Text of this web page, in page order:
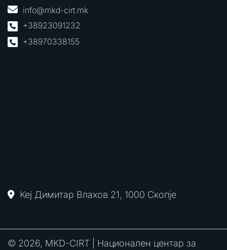
info@mkd-cirt.mk
+38923091232
+38970338155
Кеј Димитар Влахов 21, 1000 Скопје
© 2026, MKD-CIRT | Национален центар за